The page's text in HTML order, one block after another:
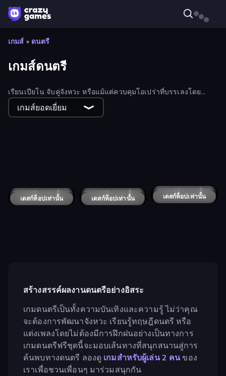
เกมส์ » ดนตรี
เกมส์ดนตรี
เรียนเปียโน จับคู่จังหวะ หรือแม้แต่ควบคุมโอเปร่าที่บรรเลงโดย
Blobs เลือกดูคอลเลกชันเกมดนตรีฟรีทั้งหมด
เกมส์ยอดเยี่ยม
Color Music Hop Ball Games Virtual Online Piano K-Pop: Dimension Slayer - Idle RPG
Looper I Best Dancer! SongPop GO
Beam Rhythm Knight เดสก์ท็อปเท่านั้น
Friday Night Funkin'
เดสก์ท็อปเท่านั้น
Music Band เดสก์ท็อปเท่านั้น
Rhythm Capture เดสก์ท็อปเท่านั้น
Chainsaw Dance
เดสก์ท็อปเท่านั้น
Lofi Room เดสก์ท็อปเท่านั้น เดสก์ท็อปเท่านั้น
Wire Beat
เดสก์ท็อปเท่านั้น
Dancing Dreamer เดสก์ท็อปเท่านั้น
Music Rush
สร้างสรรค์ผลงานดนตรีอย่างอิสระ
เกมดนตรีเป็นทั้งความบันเทิงและความรู้ ไม่ว่าคุณ
จะต้องการพัฒนาจังหวะ เรียนรู้ทฤษฎีดนตรี หรือ
แต่งเพลงโดยไม่ต้องมีการฝึกฝนอย่างเป็นทางการ
เกมดนตรีฟรีชุดนี้จะมอบเส้นทางที่สนุกสนานสู่การ
ค้นพบทางดนตรี ลองดู เกมสำหรับผู้เล่น 2 คนของ
เราเพื่อชวนเพื่อนๆ มาร่วมสนุกกัน